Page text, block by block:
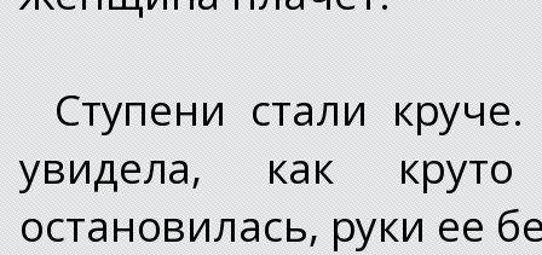
Ступени стали
увидела, как
остановилась, руки ее